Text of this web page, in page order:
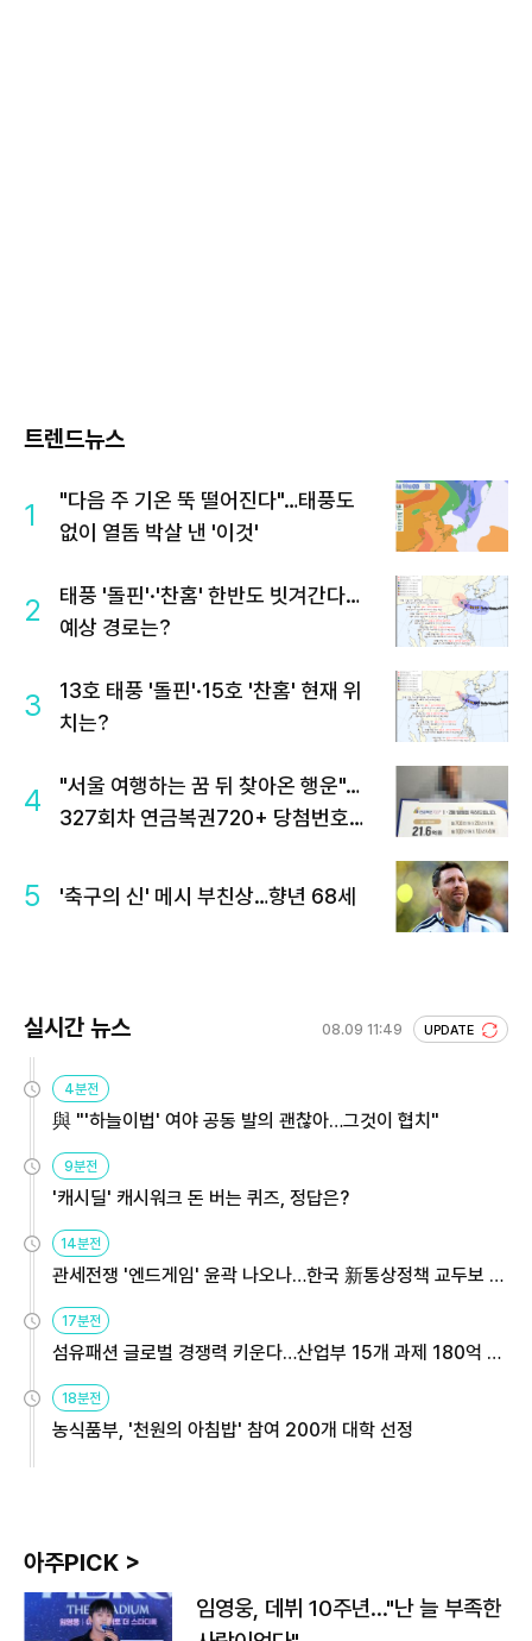
트렌드뉴스
1
"다음 주 기온 뚝 떨어진다"…태풍도
없이 열돔 박살 낸 '이것'
2
태풍 '돌핀'·'찬홈' 한반도 빗겨간다…
예상 경로는?
3
13호 태풍 '돌핀'·15호 '찬홈' 현재 위
치는?
4
"서울 여행하는 꿈 뒤 찾아온 행운"…
327회차 연금복권720+ 당첨번호조
5 '축구의 신' 메시 부친상…향년 68세
실시간 뉴스 08.09 11:49 UPDATE
4분전
與 "'하늘이법' 여야 공동 발의 괜찮아…그것이 협치"
9분전
'캐시딜' 캐시워크 돈 버는 퀴즈, 정답은?
14분전
관세전쟁 '엔드게임' 윤곽 나오나…한국 新통상정책 교두보 활
용해야
17분전
섬유패션 글로벌 경쟁력 키운다…산업부 15개 과제 180억 지
원
18분전
농식품부, '천원의 아침밥' 참여 200개 대학 선정
아주PICK >
임영웅, 데뷔 10주년…"난 늘 부족한